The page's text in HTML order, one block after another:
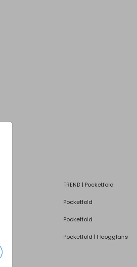
TREND | Pocketfold
Pocketfold
Pocketfold
Pocketfold | Hoogglans